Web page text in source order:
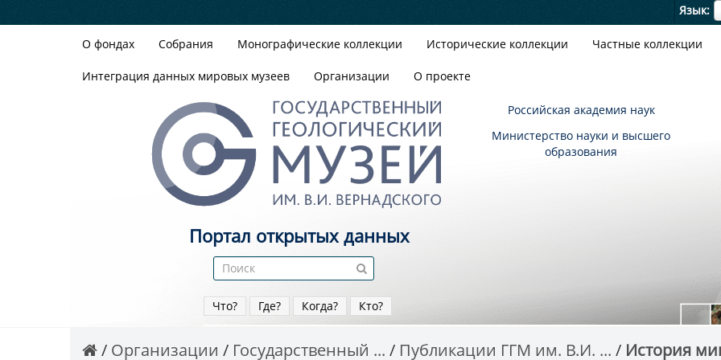
Язык
О фондах Собрания Монографические коллекции Исторические коллекции Частные коллекции
Интеграция данных мировых музеев Организации О проекте
Российская академия наук
Министерство науки и высшего
образования
Портал открытых данных
Что? Где? Когда? Кто?
Организации Государственный ... Публикации ГГМ им. В.И. ... История